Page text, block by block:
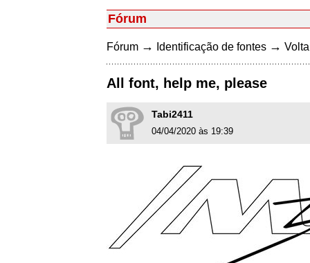
Fórum
Fórum → Identificação de fontes →
All font, help me, please
Tabi2411
04/04/2020 às 19:39